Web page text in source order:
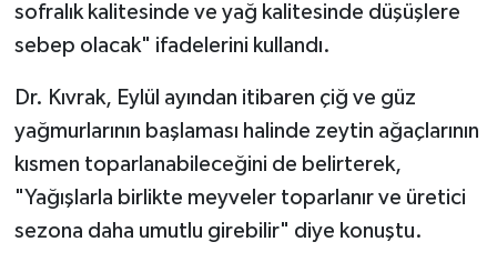
sofralık kalitesinde ve yağ kalitesinde düşüşlere
sebep olacak" ifadelerini kullandı.
Dr. Kıvrak, Eylül ayından itibaren çiğ ve güz
yağmurlarının başlaması halinde zeytin ağaçlarının
kısmen toparlanabileceğini de belirterek,
"Yağışlarla birlikte meyveler toparlanır ve üretici
sezona daha umutlu girebilir" diye konuştu.